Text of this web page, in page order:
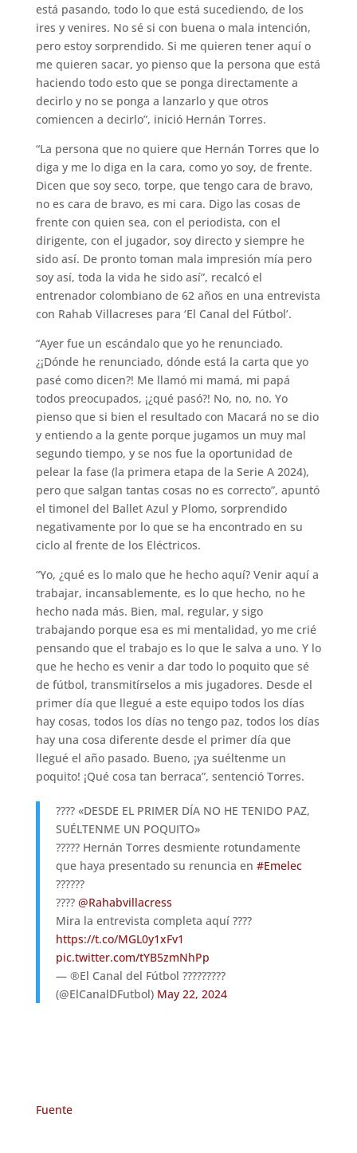
está pasando, todo lo que está sucediendo, de los
ires y venires. No sé si con buena o mala intención,
pero estoy sorprendido. Si me quieren tener aquí o
me quieren sacar, yo pienso que la persona que está
haciendo todo esto que se ponga directamente a
decirlo y no se ponga a lanzarlo y que otros
comiencen a decirlo”, inició Hernán Torres.
“La persona que no quiere que Hernán Torres que lo
diga y me lo diga en la cara, como yo soy, de frente.
Dicen que soy seco, torpe, que tengo cara de bravo,
no es cara de bravo, es mi cara. Digo las cosas de
frente con quien sea, con el periodista, con el
dirigente, con el jugador, soy directo y siempre he
sido así. De pronto toman mala impresión mía pero
soy así, toda la vida he sido así”, recalcó el
entrenador colombiano de 62 años en una entrevista
con Rahab Villacreses para ‘El Canal del Fútbol’.
“Ayer fue un escándalo que yo he renunciado.
¿¡Dónde he renunciado, dónde está la carta que yo
pasé como dicen?! Me llamó mi mamá, mi papá
todos preocupados, ¡¿qué pasó?! No, no, no. Yo
pienso que si bien el resultado con Macará no se dio
y entiendo a la gente porque jugamos un muy mal
segundo tiempo, y se nos fue la oportunidad de
pelear la fase (la primera etapa de la Serie A 2024),
pero que salgan tantas cosas no es correcto”, apuntó
el timonel del Ballet Azul y Plomo, sorprendido
negativamente por lo que se ha encontrado en su
ciclo al frente de los Eléctricos.
“Yo, ¿qué es lo malo que he hecho aquí? Venir aquí a
trabajar, incansablemente, es lo que hecho, no he
hecho nada más. Bien, mal, regular, y sigo
trabajando porque esa es mi mentalidad, yo me crié
pensando que el trabajo es lo que le salva a uno. Y lo
que he hecho es venir a dar todo lo poquito que sé
de fútbol, transmitírselos a mis jugadores. Desde el
primer día que llegué a este equipo todos los días
hay cosas, todos los días no tengo paz, todos los días
hay una cosa diferente desde el primer día que
llegué el año pasado. Bueno, ¡ya suéltenme un
poquito! ¡Qué cosa tan berraca”, sentenció Torres.
???? «DESDE EL PRIMER DÍA NO HE TENIDO PAZ,
SUÉLTENME UN POQUITO»
????? Hernán Torres desmiente rotundamente
que haya presentado su renuncia en #Emelec
??????
???? @Rahabvillacress
Mira la entrevista completa aquí ????
https://t.co/MGL0y1xFv1
pic.twitter.com/tYB5zmNhPp
— ®El Canal del Fútbol ?????????
(@ElCanalDFutbol) May 22, 2024
Fuente